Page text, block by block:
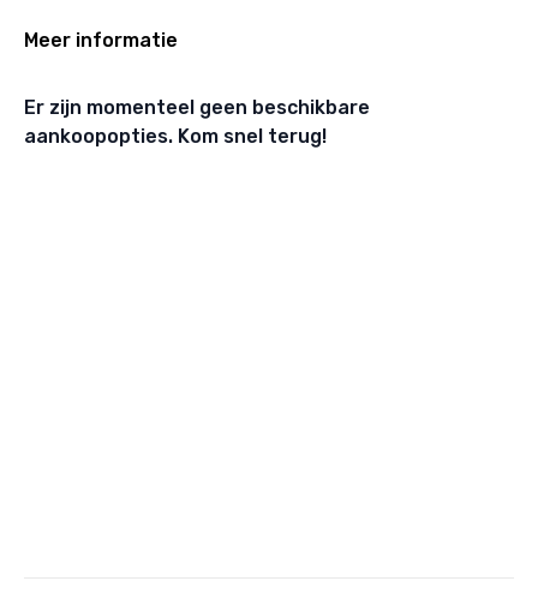
Meer informatie
Er zijn momenteel geen beschikbare
aankoopopties. Kom snel terug!